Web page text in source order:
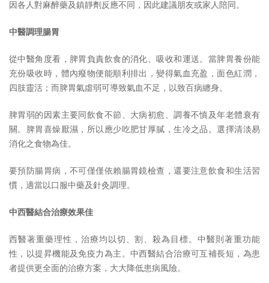
因各人對麻醉藥及鎮靜劑反應不同，因此建議朋友或家人陪同。
中醫調理腸胃
從中醫角度看，脾胃負責飲食的消化、吸收和運送。當脾胃養份能
充份吸收時，體內癈物便能順利排出，變得氣血充盈，面色紅潤，
四肢靈活；而脾胃氣虛弱可導致氣血不足，以致百病纏身。
脾胃弱的因素主要同飲食不節、大病初愈、調養不慎及年老體衰有
關。脾胃喜燥厭濕，所以應少吃肥甘厚膩，生冷之品。選擇清淡易
消化之食物為佳。
要預防腸胃病，不可僅僅依賴腸胃鏡檢查，還要注意飲食和生活習
慣，適當以口服中藥及針灸調理。
中西醫結合治療效果佳
西醫著重藥理性，治療均以切、割、殺為目標。中醫則著重功能
性，以提昇機能及免疫力為主。中西醫結合治療可互補長短，為患
者提供更全面的治療方案，大大降低患病風險。